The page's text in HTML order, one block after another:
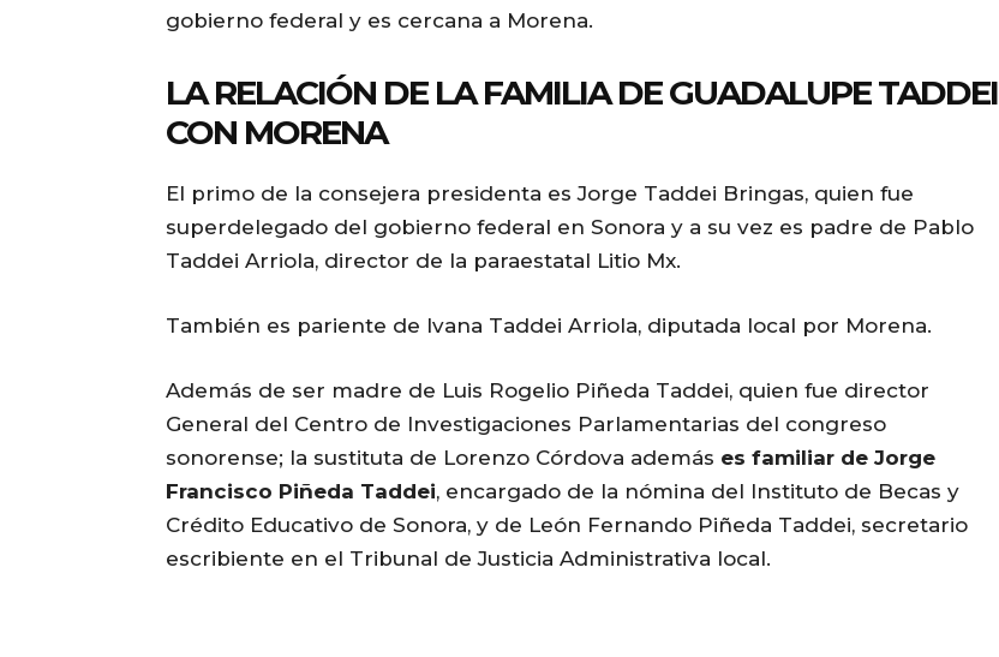
gobierno federal y es cercana a Morena.
LA RELACIÓN DE LA FAMILIA DE GUADALUPE TADDEI
CON MORENA
El primo de la consejera presidenta es Jorge Taddei Bringas, quien fue
superdelegado del gobierno federal en Sonora y a su vez es padre de Pablo
Taddei Arriola, director de la paraestatal Litio Mx.
También es pariente de Ivana Taddei Arriola, diputada local por Morena.
Además de ser madre de Luis Rogelio Piñeda Taddei, quien fue director
General del Centro de Investigaciones Parlamentarias del congreso
sonorense; la sustituta de Lorenzo Córdova además es familiar de Jorge
Francisco Piñeda Taddei, encargado de la nómina del Instituto de Becas y
Crédito Educativo de Sonora, y de León Fernando Piñeda Taddei, secretario
escribiente en el Tribunal de Justicia Administrativa local.